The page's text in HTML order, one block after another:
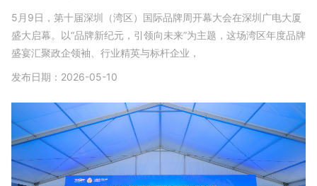
5月9日，第十届深圳（湾区）国际品牌周开幕大会在深圳广电大厦
盛大启幕。以“品牌新纪元，引领向未来”为主题，这场湾区年度品牌
盛宴汇聚政企领袖、行业精英与标杆企业，
发布日期：2026-05-10